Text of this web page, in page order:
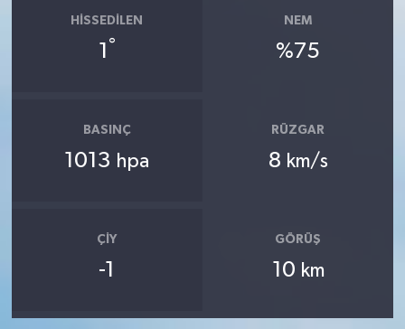
HISSEDILEN
1 °
NEM
%75
BASINÇ
1013 hpa
RÜZGAR
8 km/s
ÇIY
-1
GÖRÜŞ
10 km